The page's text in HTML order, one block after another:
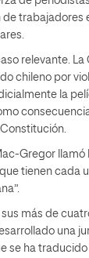
de trabajadores
relevante.
chileno por
la
Gregor llamó
tienen cada
más de
una
se ha